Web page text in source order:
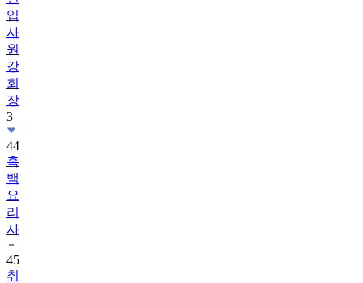
입
사
원
강
회
장
3
44
흑
백
요
리
사
45
취